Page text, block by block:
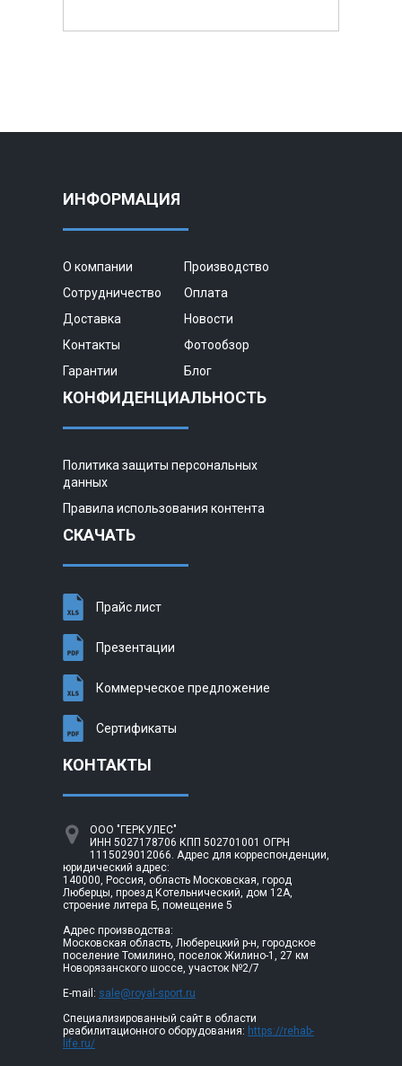
ИНФОРМАЦИЯ
О компании
Производство
Сотрудничество
Оплата
Доставка
Новости
Контакты
Фотообзор
Гарантии
Блог
КОНФИДЕНЦИАЛЬНОСТЬ
Политика защиты персональных
данных
Правила использования контента
СКАЧАТЬ
Прайс лист
Презентации
Коммерческое предложение
Сертификаты
КОНТАКТЫ
ООО "ГЕРКУЛЕС"
ИНН 5027178706 КПП 502701001 ОГРН
1115029012066. Адрес для корреспонденции,
юридический адрес:
140000, Россия, область Московская, город
Люберцы, проезд Котельнический, дом 12А,
строение литера Б, помещение 5
Адрес производства:
Московская область, Люберецкий р-н, городское
поселение Томилино, поселок Жилино-1, 27 км
Новорязанского шоссе, участок №2/7
E-mail: sale@royal-sport.ru
Специализированный сайт в области
реабилитационного оборудования: https://rehab-
life.ru/